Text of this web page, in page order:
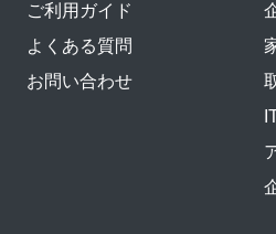
ご利用ガイド
よくある質問
お問い合わせ